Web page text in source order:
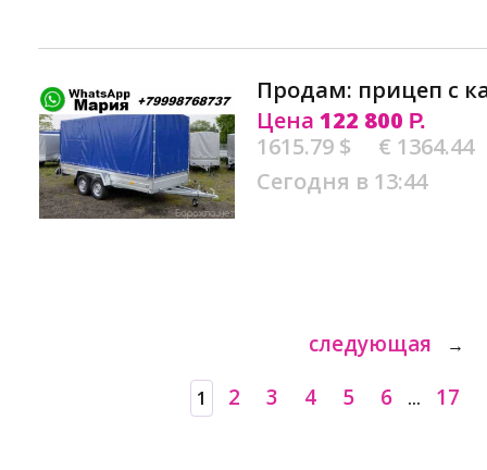
Продам: прицеп с
Цена 122 800 Р.
1615.79 $
€ 1364.44
Сегодня в 13:44
следующая →
1 2 3 4 5 6 ... 17